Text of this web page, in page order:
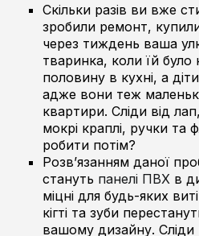
Скільки разів ви вже
зробили ремонт,
через тиждень ваша
тваринка, коли їй було
половину в кухні, а
адже вони теж
квартири. Сліди від лап,
мокрі краплі, ручки та
робити потім?
Розв’язанням даної
стануть панелі ПВХ в
міцні для будь-яких
кігті та зуби
вашому дизайну. Сліди